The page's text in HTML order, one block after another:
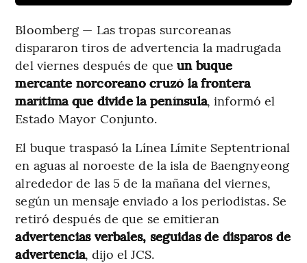
Bloomberg — Las tropas surcoreanas
dispararon tiros de advertencia la madrugada
del viernes después de queun buque
mercante norcoreano cruzó la frontera
marítima que divide la península, informó el
Estado Mayor Conjunto.
El buque traspasó la Línea Límite Septentrional
en aguas al noroeste de la isla de Baengnyeong
alrededor de las 5 de la mañana del viernes,
según un mensaje enviado a los periodistas. Se
retiró después de que se emitieran
advertencias verbales, seguidas de disparos de
advertencia, dijo el JCS.